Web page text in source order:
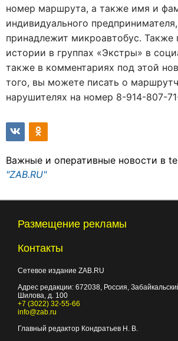
номер маршрута, а также имя и
индивидуального
принадлежит микроавтобус.
истории в группах «Экстры» в
также в комментариях под этой
того, вы можете писать о
нарушителях на номер 8-914-807-
Важные и оперативные новости в
"ZAB.RU"
Размещение рекламы
Контакты
Сетевое издание ZAB.RU
Адрес редакции: 672038, Россия,
Шилова, д. 100
+7 (3022) 32-55-66
info@zab.ru
Главный редактор Кондратьев Н. В.